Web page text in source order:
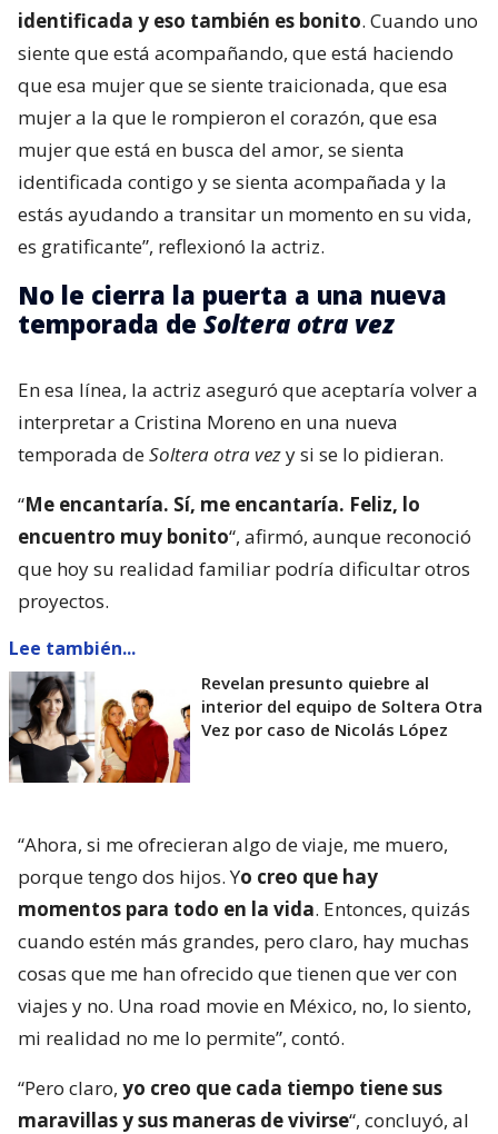
identificada y eso también es bonito. Cuando uno
siente que está acompañando, que está haciendo
que esa mujer que se siente traicionada, que esa
mujer a la que le rompieron el corazón, que esa
mujer que está en busca del amor, se sienta
identificada contigo y se sienta acompañada y la
estás ayudando a transitar un momento en su vida,
es gratificante”, reflexionó la actriz.
No le cierra la puerta a una nueva
temporada de Soltera otra vez
En esa línea, la actriz aseguró que aceptaría volver a
interpretar a Cristina Moreno en una nueva
temporada deSoltera otra vezy si se lo pidieran.
“Me encantaría. Sí, me encantaría. Feliz, lo
encuentro muy bonito“, afirmó, aunque reconoció
que hoy su realidad familiar podría dificultar otros
proyectos.
Lee también...
Revelan presunto quiebre al
interior del equipo de Soltera Otra
Vez por caso de Nicolás López
“Ahora, si me ofrecieran algo de viaje, me muero,
porque tengo dos hijos. Yo creo que hay
momentos para todo en la vida. Entonces, quizás
cuando estén más grandes, pero claro, hay muchas
cosas que me han ofrecido que tienen que ver con
viajes y no. Una road movie en México, no, lo siento,
mi realidad no me lo permite”, contó.
“Pero claro, yo creo que cada tiempo tiene sus
maravillas y sus maneras de vivirse“, concluyó, al